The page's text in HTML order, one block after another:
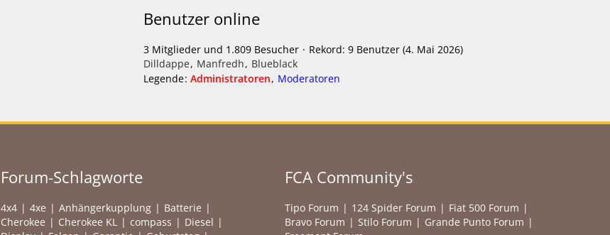
Benutzer online
3 Mitglieder und 1.809 Besucher Rekord: 9 Benutzer (4. Mai 2026)
Dilldappe Manfredh
Blueblack
Legende Administratoren Moderatoren
Forum-Schlagworte
4x4 4xe Anhängerkupplung
Batterie
Cherokee
Cherokee KL compass
Diesel
FCA Community's
Tipo Forum 124 Spider Forum
Fiat 500 Forum
Bravo Forum
Stilo Forum
Grande Punto Forum